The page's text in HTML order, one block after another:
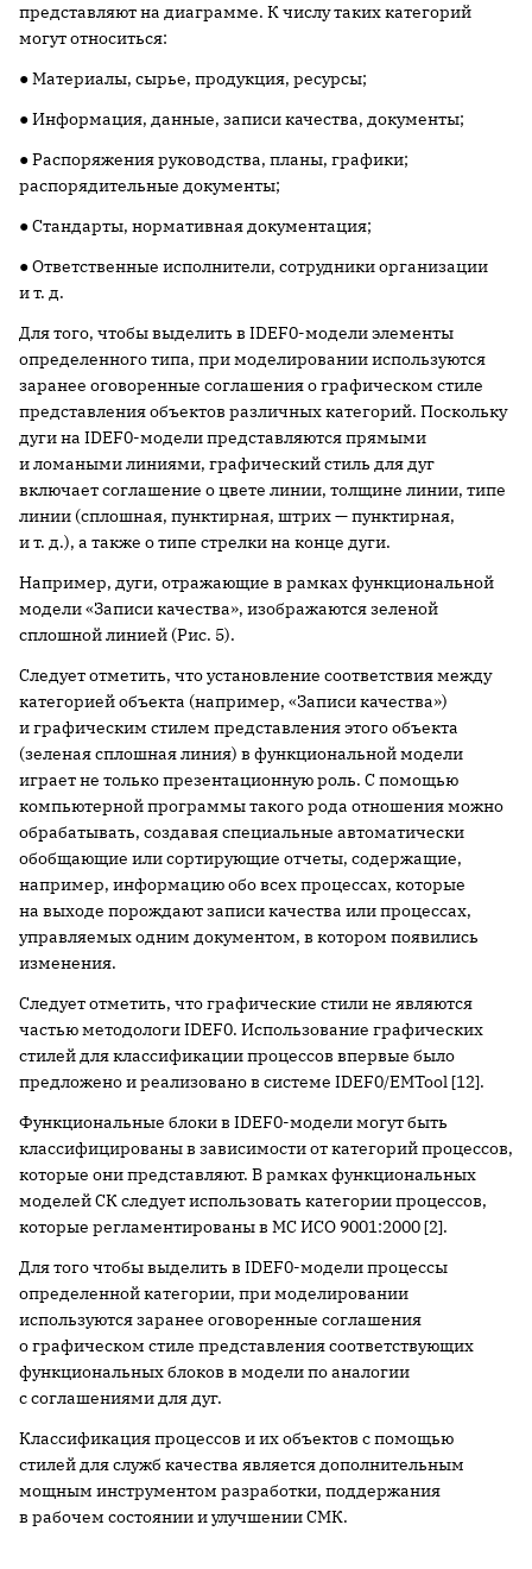
представляют на диаграмме. К числу таких категорий
могут относиться:
● Материалы, сырье, продукция, ресурсы;
● Информация, данные, записи качества, документы;
● Распоряжения руководства, планы, графики;
распорядительные документы;
● Стандарты, нормативная документация;
● Ответственные исполнители, сотрудники организации
и т. д.
Для того, чтобы выделить в IDEF0-модели элементы
определенного типа, при моделировании используются
заранее оговоренные соглашения о графическом стиле
представления объектов различных категорий. Поскольку
дуги на IDEF0-модели представляются прямыми
и ломаными линиями, графический стиль для дуг
включает соглашение о цвете линии, толщине линии, типе
линии (сплошная, пунктирная, штрих — пунктирная,
и т. д.), а также о типе стрелки на конце дуги.
Например, дуги, отражающие в рамках функциональной
модели «Записи качества», изображаются зеленой
сплошной линией (Рис. 5).
Следует отметить, что установление соответствия между
категорией объекта (например, «Записи качества»)
и графическим стилем представления этого объекта
(зеленая сплошная линия) в функциональной модели
играет не только презентационную роль. С помощью
компьютерной программы такого рода отношения можно
обрабатывать, создавая специальные автоматически
обобщающие или сортирующие отчеты, содержащие,
например, информацию обо всех процессах, которые
на выходе порождают записи качества или процессах,
управляемых одним документом, в котором появились
изменения.
Следует отметить, что графические стили не являются
частью методологи IDEF0. Использование графических
стилей для классификации процессов впервые было
предложено и реализовано в системе IDEF0/EMTool [12].
Функциональные блоки в IDEF0-модели могут быть
классифицированы в зависимости от категорий процессов,
которые они представляют. В рамках функциональных
моделей СК следует использовать категории процессов,
которые регламентированы в МС ИСО 9001:2000 [2].
Для того чтобы выделить в IDEF0-модели процессы
определенной категории, при моделировании
используются заранее оговоренные соглашения
о графическом стиле представления соответствующих
функциональных блоков в модели по аналогии
с соглашениями для дуг.
Классификация процессов и их объектов с помощью
стилей для служб качества является дополнительным
мощным инструментом разработки, поддержания
в рабочем состоянии и улучшении СМК.